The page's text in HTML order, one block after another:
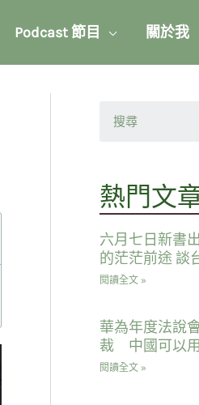
Podcast 節目 關於我
熱門文
六月七日新書
的茫茫前途 談
閱讀全文 »
華為年度法說
裁 中國可以
閱讀全文 »